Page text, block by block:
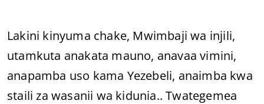
Lakini kinyuma chake, Mwimbaji wa injili,
utamkuta anakata mauno, anavaa vimini,
anapamba uso kama Yezebeli, anaimba kwa
staili za wasanii wa kidunia.. Twategemea